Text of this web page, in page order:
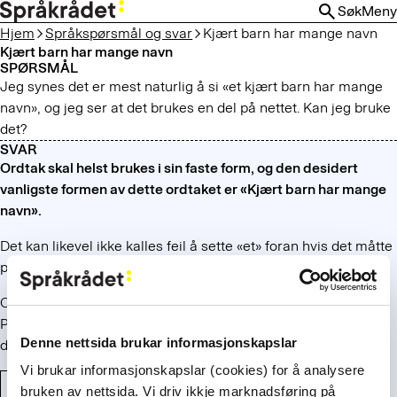
Denne nettsida brukar informasjonskapslar
Vi brukar informasjonskapslar (cookies) for å analysere
bruken av nettsida. Vi driv ikkje marknadsføring på
HOPP
TIL
HOVEDINNHOLD
SøkMeny
Hjem
Språkspørsmål og svar Kjært barn har mange navn
Kjært barn har mange navn
SPØRSMÅL
Jeg synes det er mest naturlig å si «et kjært barn har mange
navn», og jeg ser at det brukes en del på nettet. Kan jeg bruke
det?
SVAR
Ordtak skal helst brukes i sin faste form, og den desidert
vanligste formen av dette ordtaket er «Kjært barn har mange
navn».
Det kan likevel ikke kalles feil å sette «et» foran hvis det måtte
passe i sammenhengen.
Ordtaket står i samlingenAlmindelige danske Ordsprogeav
Peder Syv (1682), slik:
det må ha vært variasjon før i tida også.
Bestemt og ubestemt form
Faste uttrykk og fraser